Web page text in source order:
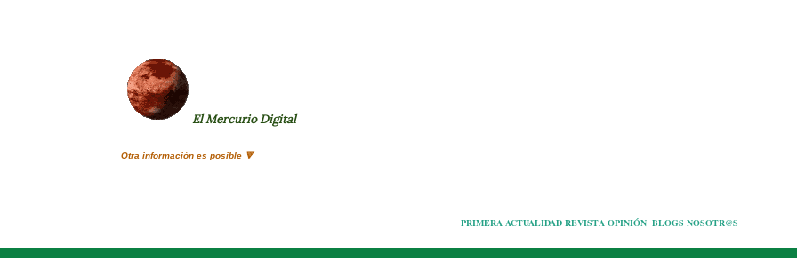
El Mercurio Digital
Otra información es posible 🔻
PRIMERA ACTUALIDAD REVISTA OPINIÓN BLOGS NOSOTR@S